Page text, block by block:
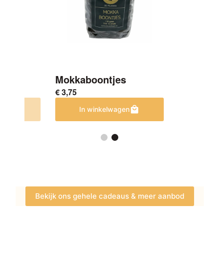
Mokkaboontjes
€3,75
In winkelwagen
Bekijk ons gehele cadeaus & meer aanbod